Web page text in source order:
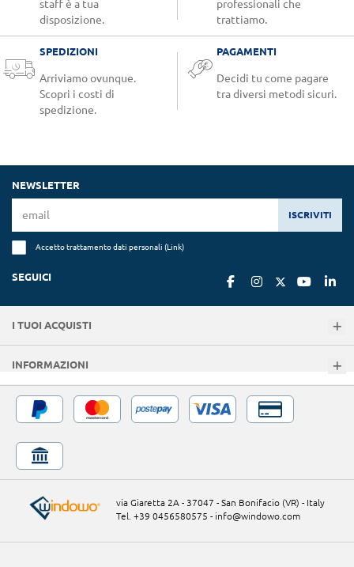
staff è a tua
disposizione.
professionali che
trattiamo.
SPEDIZIONI
Arriviamo ovunque.
Scopri i costi di
spedizione.
PAGAMENTI
Decidi tu come pagare
tra diversi metodi sicuri.
NEWSLETTER
ISCRIVITI
Accetto trattamento dati personali (Link)
SEGUICI
I TUOI ACQUISTI
INFORMAZIONI
via Giaretta 2A - 37047 - San Bonifacio (VR) - Italy
Tel. +39 0456580575 - info@windowo.com